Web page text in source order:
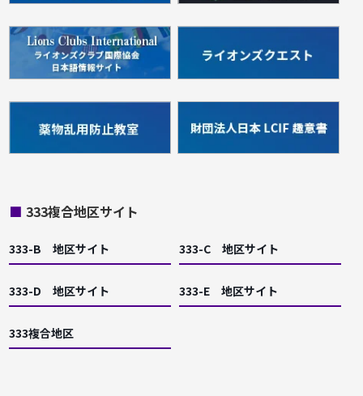
■ 333複合地区サイト
333-B 地区サイト 333-C 地区サイト
333-D 地区サイト 333-E 地区サイト
333複合地区